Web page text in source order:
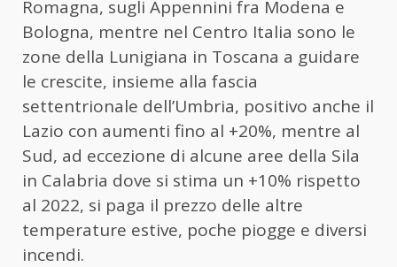
Romagna, sugli Appennini fra Modena e
Bologna, mentre nel Centro Italia sono le
zone della Lunigiana in Toscana a guidare
le crescite, insieme alla fascia
settentrionale dell’Umbria, positivo anche il
Lazio con aumenti fino al +20%, mentre al
Sud, ad eccezione di alcune aree della Sila
in Calabria dove si stima un +10% rispetto
al 2022, si paga il prezzo delle altre
temperature estive, poche piogge e diversi
incendi.